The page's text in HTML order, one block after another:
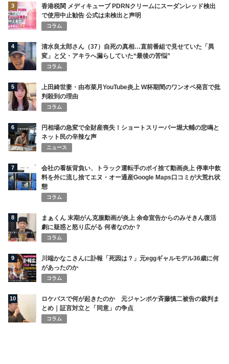
3
香港税関 メディキューブ PDRNクリームにスーダンレッド検出
で使用中止勧告 公式は未検出と声明
コラム
4
清水良太郎さん（37）自死の真相…直前番組で見せていた「異
変」と父・アキラへ漏らしていた“最後の苦悩”
コラム
5
上田綺世妻・由布菜月YouTube炎上 W杯期間のワンオペ発言で批
判殺到の理由
コラム
6
円相場の急変で全財産喪失！ショートスリーパー堀大輔の悲鳴と
ネット民の辛辣な声
ニュース
7
会社の看板背負い、トラック運転手のポイ捨て動画炎上 停車中飲
料を外に流し捨てエヌ・オー通産Google Maps口コミが大荒れ状
態
コラム
8
まぁくん 末期がん克服動画が炎上 余命宣告からのみそきん復活
劇に疑惑と怒り広がる 何者なのか？
コラム
9
川端かなこさんに訃報「死因は？」元eggギャルモデル36歳に何
があったのか
コラム
10
ロケバスで何が起きたのか 元ジャンポケ斉藤慎二被告の裁判ま
とめ｜証言対立と「同意」の争点
コラム